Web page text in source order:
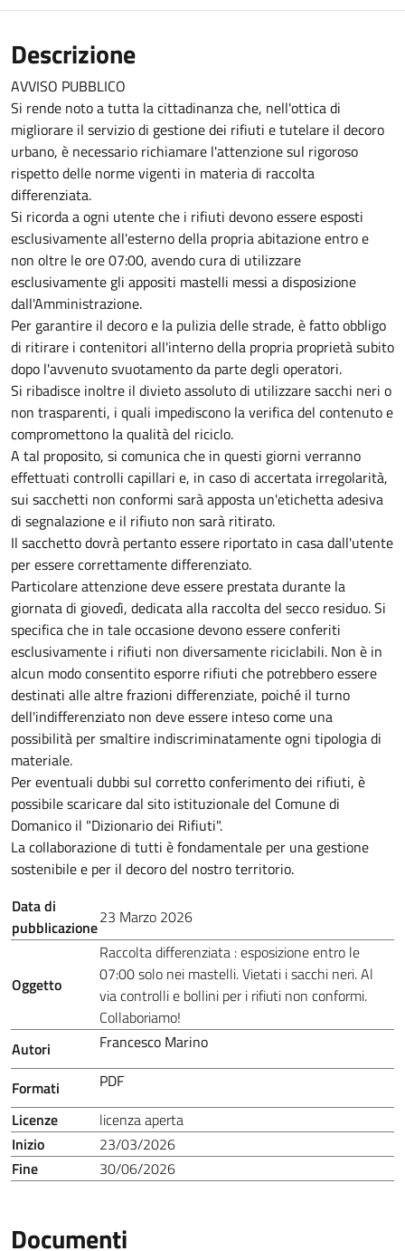
Descrizione
AVVISO PUBBLICO
Si rende noto a tutta la cittadinanza che, nell'ottica di
migliorare il servizio di gestione dei rifiuti e tutelare il decoro
urbano, è necessario richiamare l'attenzione sul rigoroso
rispetto delle norme vigenti in materia di raccolta
differenziata.
Si ricorda a ogni utente che i rifiuti devono essere esposti
esclusivamente all'esterno della propria abitazione entro e
non oltre le ore 07:00, avendo cura di utilizzare
esclusivamente gli appositi mastelli messi a disposizione
dall'Amministrazione.
Per garantire il decoro e la pulizia delle strade, è fatto obbligo
di ritirare i contenitori all'interno della propria proprietà subito
dopo l'avvenuto svuotamento da parte degli operatori.
Si ribadisce inoltre il divieto assoluto di utilizzare sacchi neri o
non trasparenti, i quali impediscono la verifica del contenuto e
compromettono la qualità del riciclo.
A tal proposito, si comunica che in questi giorni verranno
effettuati controlli capillari e, in caso di accertata irregolarità,
sui sacchetti non conformi sarà apposta un'etichetta adesiva
di segnalazione e il rifiuto non sarà ritirato.
Il sacchetto dovrà pertanto essere riportato in casa dall'utente
per essere correttamente differenziato.
Particolare attenzione deve essere prestata durante la
giornata di giovedì, dedicata alla raccolta del secco residuo. Si
specifica che in tale occasione devono essere conferiti
esclusivamente i rifiuti non diversamente riciclabili. Non è in
alcun modo consentito esporre rifiuti che potrebbero essere
destinati alle altre frazioni differenziate, poiché il turno
dell'indifferenziato non deve essere inteso come una
possibilità per smaltire indiscriminatamente ogni tipologia di
materiale.
Per eventuali dubbi sul corretto conferimento dei rifiuti, è
possibile scaricare dal sito istituzionale del Comune di
Domanico il "Dizionario dei Rifiuti".
La collaborazione di tutti è fondamentale per una gestione
sostenibile e per il decoro del nostro territorio.
Data di
pubblicazione23 Marzo 2026
Oggetto
Raccolta differenziata : esposizione entro le
07:00 solo nei mastelli. Vietati i sacchi neri. Al
via controlli e bollini per i rifiuti non conformi.
Collaboriamo!
Autori
Francesco Marino
Formati
PDF
Licenze
licenza aperta
Inizio
23/03/2026
Fine
30/06/2026
Documenti